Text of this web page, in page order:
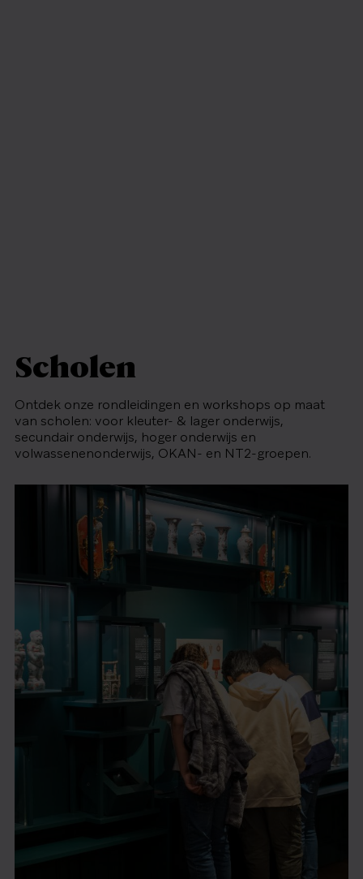
Scholen
Ontdek onze rondleidingen en workshops op maat
van scholen: voor kleuter- & lager onderwijs,
secundair onderwijs, hoger onderwijs en
volwassenenonderwijs, OKAN- en NT2-groepen.